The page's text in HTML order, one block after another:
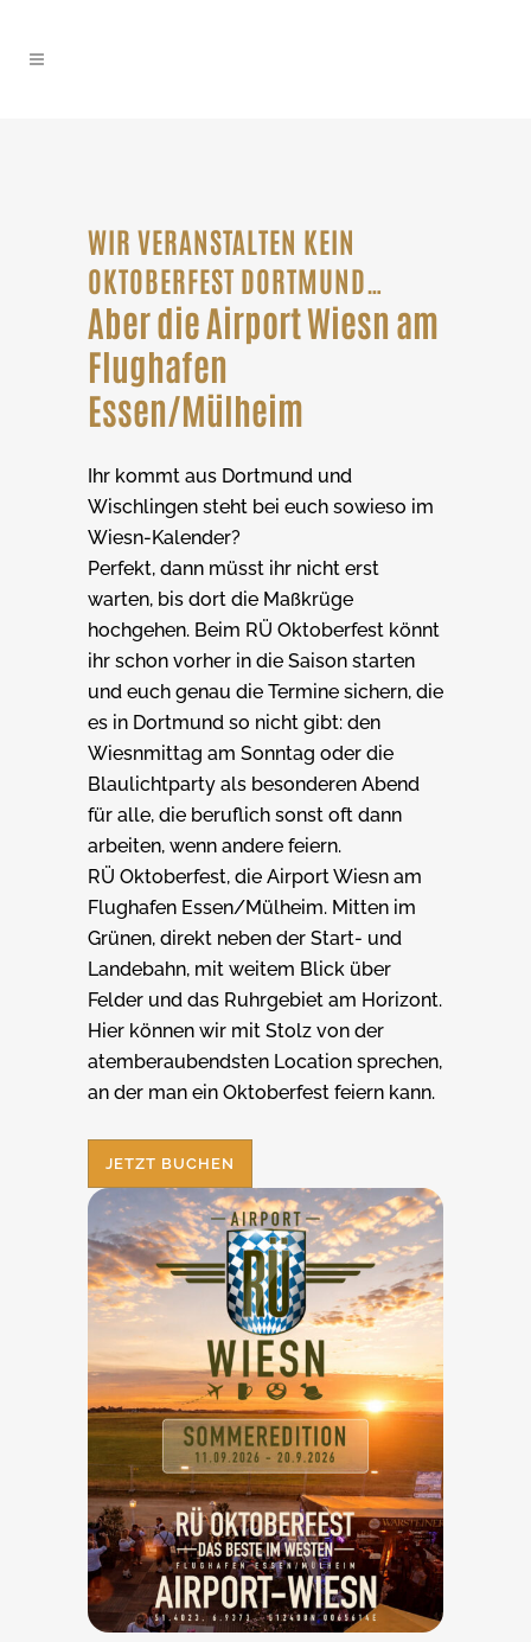
WIR VERANSTALTEN KEIN
OKTOBERFEST DORTMUND…
Aber die Airport Wiesn am
Flughafen
Essen/Mülheim
Ihr kommt aus Dortmund und
Wischlingen steht bei euch sowieso im
Wiesn-Kalender?
Perfekt, dann müsst ihr nicht erst
warten, bis dort die Maßkrüge
hochgehen. Beim RÜ Oktoberfest könnt
ihr schon vorher in die Saison starten
und euch genau die Termine sichern, die
es in Dortmund so nicht gibt: den
Wiesnmittag am Sonntag oder die
Blaulichtparty als besonderen Abend
für alle, die beruflich sonst oft dann
arbeiten, wenn andere feiern.
RÜ Oktoberfest, die Airport Wiesn am
Flughafen Essen/Mülheim. Mitten im
Grünen, direkt neben der Start- und
Landebahn, mit weitem Blick über
Felder und das Ruhrgebiet am Horizont.
Hier können wir mit Stolz von der
atemberaubendsten Location sprechen,
an der man ein Oktoberfest feiern kann.
JETZT BUCHEN